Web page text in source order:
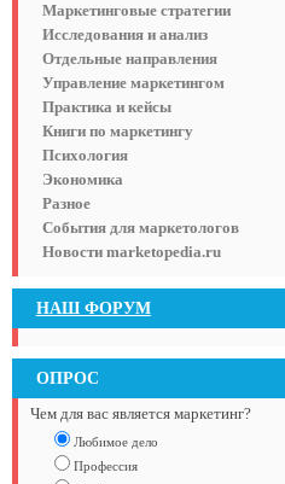
Маркетинговые стратегии
Исследования и анализ
Отдельные направления
Управление маркетингом
Практика и кейсы
Книги по маркетингу
Психология
Экономика
Разное
События для маркетологов
Новости marketopedia.ru
НАШ ФОРУМ
ОПРОС
Чем для вас является маркетинг?
Любимое дело
Профессия